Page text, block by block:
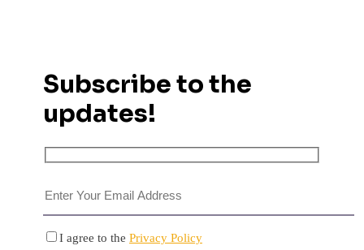
Subscribe to the
updates!
I agree to the Privacy Policy